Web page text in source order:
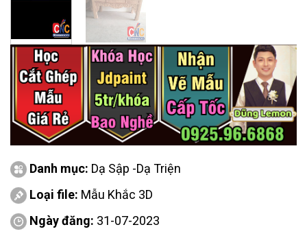
Danh mục: Dạ Sập -Dạ Triện
Loại file: Mẫu Khắc 3D
Ngày đăng: 31-07-2023